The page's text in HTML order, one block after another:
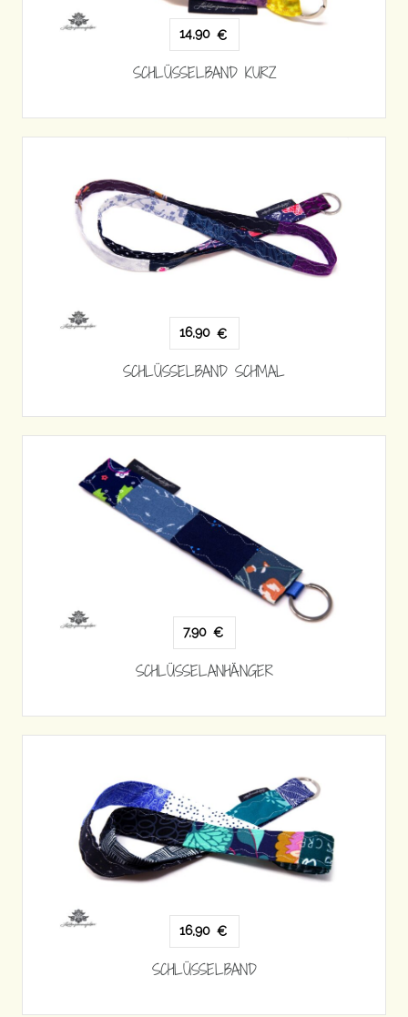
14,90 €
SCHLÜSSELBAND KURZ
16,90 €
SCHLÜSSELBAND SCHMAL
7,90 €
SCHLÜSSELANHÄNGER
16,90 €
SCHLÜSSELBAND